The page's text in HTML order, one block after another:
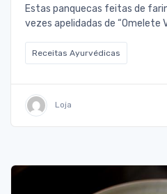
Estas panquecas feitas de
vezes apelidadas de “Omelete
Receitas Ayurvédicas
Loja